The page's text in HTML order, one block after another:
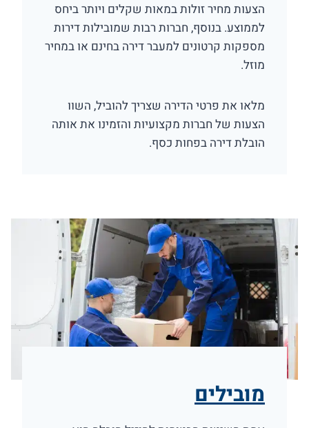
הצעות מחיר זולות במאות שקלים ויותר ביחס
לממוצע. בנוסף, חברות רבות שמובילות דירות
מספקות קרטונים למעבר דירה בחינם או במחיר
מוזל.
מלאו את פרטי הדירה שצריך להוביל, השוו
הצעות של חברות מקצועיות והזמינו את אותה
הובלת דירה בפחות כסף.
מובילים